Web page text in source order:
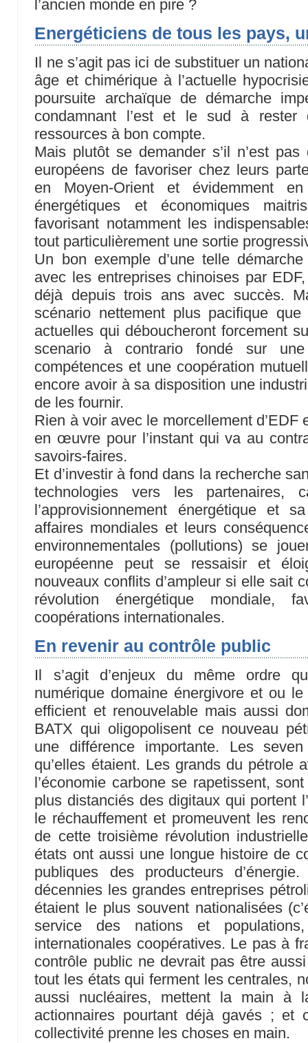
l’ancien monde en pire ?
Energéticiens de tous les pays,
Il ne s’agit pas ici de substituer un
âge et chimérique à l’actuelle
poursuite archaïque de démarche
condamnant l’est et le sud à rester
ressources à bon compte.
Mais plutôt se demander s’il n’est
européens de favoriser chez leurs
en Moyen-Orient et évidemment
énergétiques et économiques
favorisant notamment les
tout particulièrement une sortie
Un bon exemple d’une telle
avec les entreprises chinoises par
déjà depuis trois ans avec succès.
scénario nettement plus pacifique
actuelles qui déboucheront forcement
scenario à contrario fondé sur
compétences et une coopération
encore avoir à sa disposition une
de les fournir.
Rien à voir avec le morcellement d’EDF
en œuvre pour l’instant qui va au
savoirs-faires.
Et d’investir à fond dans la recherche
technologies vers les partenaires,
l’approvisionnement énergétique et
affaires mondiales et leurs
environnementales (pollutions) se
européenne peut se ressaisir et
nouveaux conflits d’ampleur si elle sait
révolution énergétique mondiale,
coopérations internationales.
En revenir au contrôle public
Il s’agit d’enjeux du même ordre
numérique domaine énergivore et ou
efficient et renouvelable mais aussi
BATX qui oligopolisent ce nouveau
une différence importante. Les
qu’elles étaient. Les grands du pétrole
l’économie carbone se rapetissent,
plus distanciés des digitaux qui portent
le réchauffement et promeuvent les
de cette troisième révolution
états ont aussi une longue histoire de
publiques des producteurs
décennies les grandes entreprises
étaient le plus souvent nationalisées
service des nations et
internationales coopératives. Le pas à
contrôle public ne devrait pas être
tout les états qui ferment les centrales,
aussi nucléaires, mettent la main à
actionnaires pourtant déjà gavés ;
collectivité prenne les choses en main.